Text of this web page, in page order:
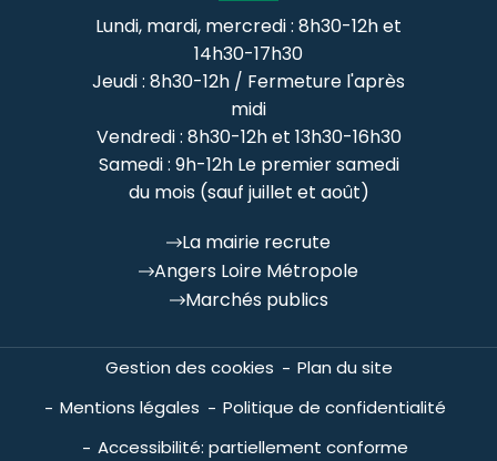
Lundi, mardi, mercredi : 8h30-12h et
14h30-17h30
Jeudi : 8h30-12h / Fermeture l'après
midi
Vendredi : 8h30-12h et 13h30-16h30
Samedi : 9h-12h Le premier samedi
du mois (sauf juillet et août)
La mairie recrute
Angers Loire Métropole
Marchés publics
Gestion des cookies
Plan du site
Mentions légales
Politique de confidentialité
Accessibilité: partiellement conforme